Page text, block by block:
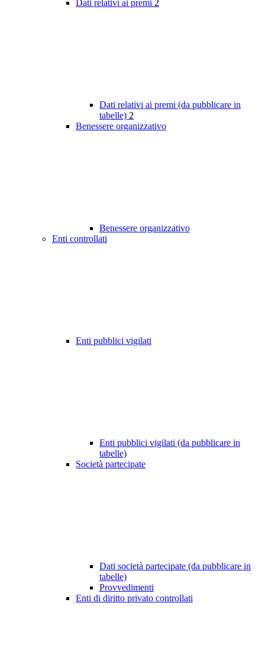
Dati relativi ai premi 2
Dati relativi ai premi (da pubblicare in
tabelle) 2
Benessere organizzativo
Benessere organizzativo
Enti controllati
Enti pubblici vigilati
Enti pubblici vigilati (da pubblicare in
tabelle)
Società partecipate
Dati società partecipate (da pubblicare in
tabelle)
Provvedimenti
Enti di diritto privato controllati